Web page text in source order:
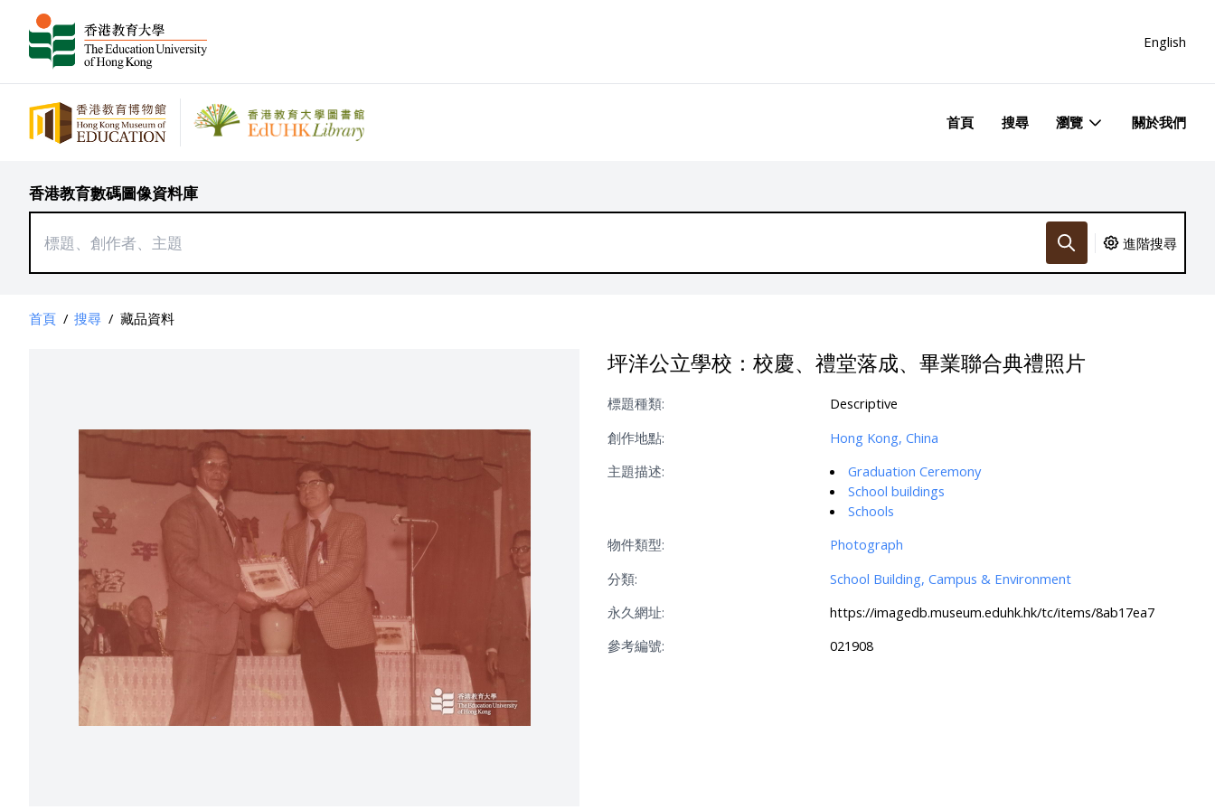
English
首頁 搜尋 瀏覽 關於我們
香港教育數碼圖像資料庫
進階搜尋
首頁 / 搜尋 / 藏品資料
坪洋公立學校：校慶、禮堂落成、畢業聯合典禮照片
標題種類:
Descriptive
創作地點:
Hong Kong, China
主題描述:
Graduation Ceremony
School buildings
Schools
物件類型:
Photograph
分類:
School Building, Campus & Environment
永久網址:
https://imagedb.museum.eduhk.hk/tc/items/8ab17ea7
參考編號:
021908